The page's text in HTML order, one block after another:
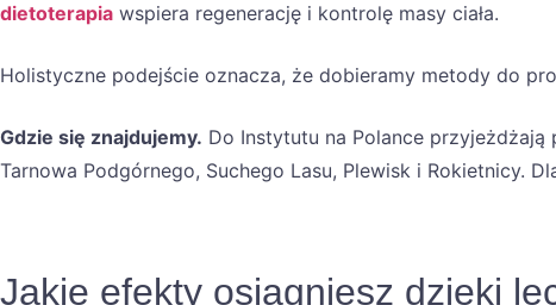
dietoterapia wspiera regenerację i kontrolę masy ciała.
Holistyczne podejście oznacza, że dobieramy metody do
Gdzie się znajdujemy. Do Instytutu na Polance przyjeżdżają
Tarnowa Podgórnego, Suchego Lasu, Plewisk i Rokietnicy.
Jakie efekty osiągniesz dzięki